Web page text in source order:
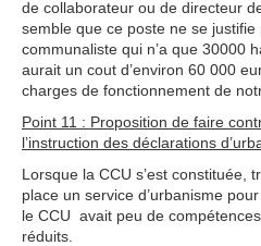
de collaborateur ou de directeur
semble que ce poste ne se
communaliste qui n’a que 30000
aurait un cout d’environ 60 000
charges de fonctionnement de
Point 11 : Proposition de faire
l’instruction des déclarations
Lorsque la CCU s’est constituée,
place un service d’urbanisme
le CCU avait peu de
réduits.